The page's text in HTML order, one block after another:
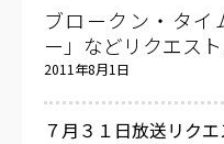
ブロークン・タイ
ー」などリクエス
2011年8月1日
７月３１日放送リク